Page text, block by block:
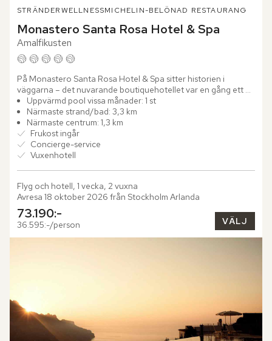
STRÄNDERWELLNESSMICHELIN-BELÖNAD RESTAURANG
Monastero Santa Rosa Hotel & Spa
Amalfikusten
På Monastero Santa Rosa Hotel & Spa sitter historien i
väggarna – det nuvarande boutiquehotellet var en gång ett
vackert 1600-talskloster. Stenvalv, tunga träportar och svala...
Uppvärmd pool vissa månader: 1 st
Närmaste strand/bad: 3,3 km
Närmaste centrum: 1,3 km
Frukost ingår
Concierge-service
Vuxenhotell
Flyg och hotell, 1 vecka, 2 vuxna
Avresa 18 oktober 2026 från Stockholm Arlanda
73.190:-
36.595:-/person VÄLJ